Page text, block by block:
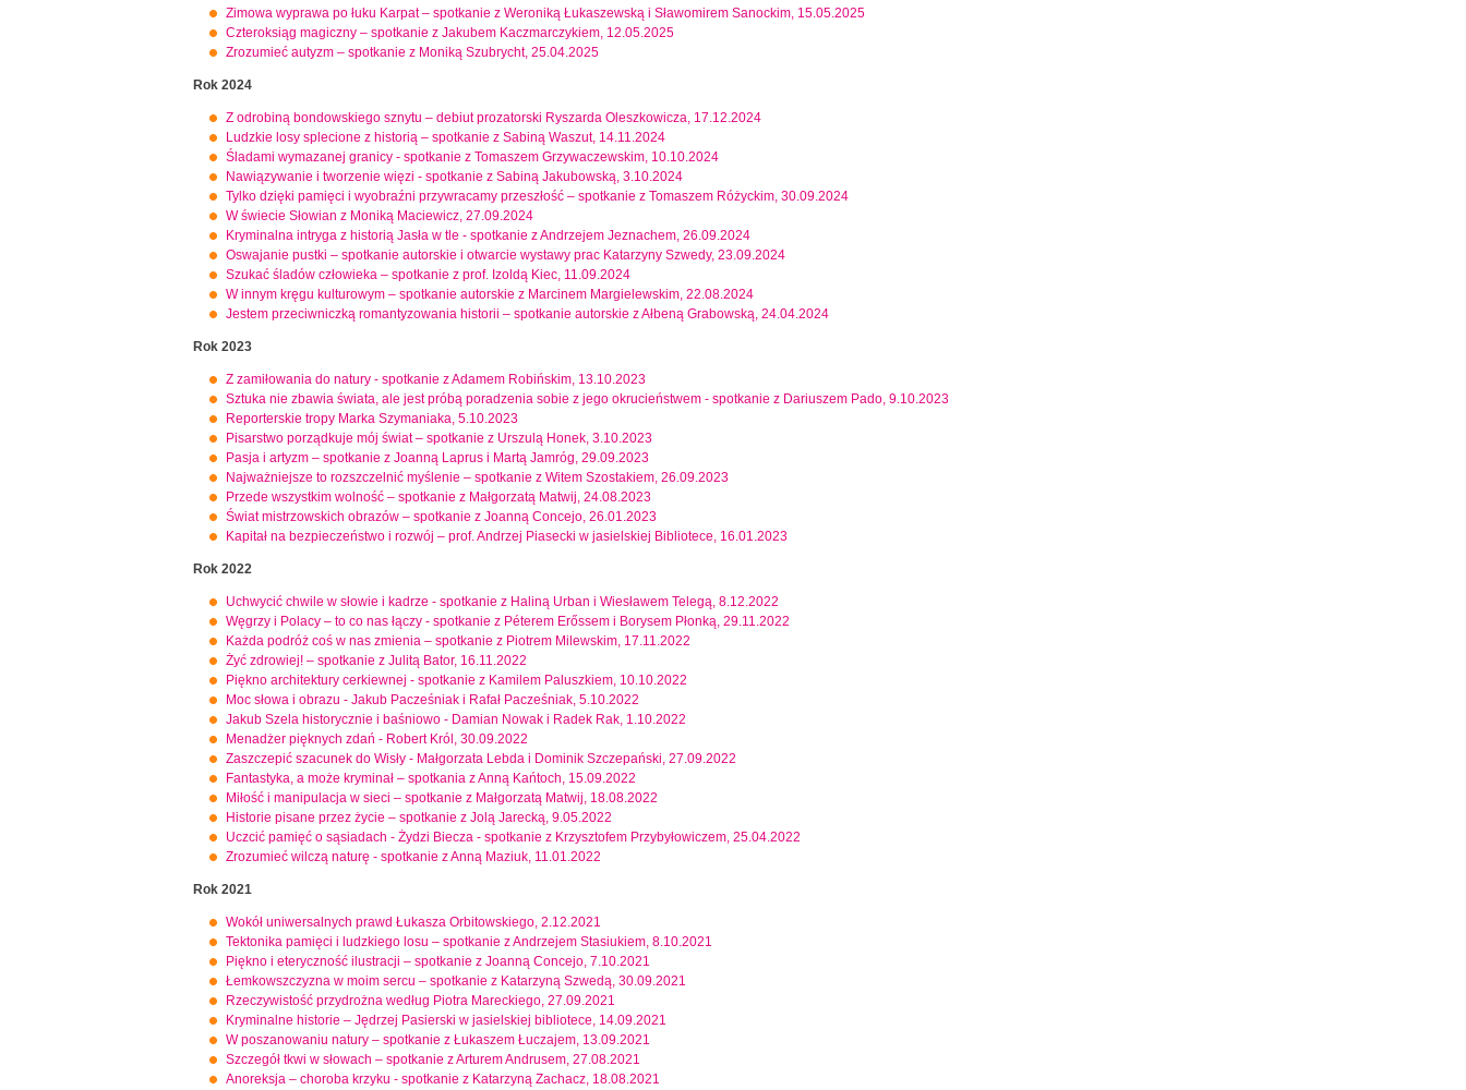
Zimowa wyprawa po łuku Karpat – spotkanie z Weroniką Łukaszewską i Sławomirem Sanockim, 15.05.2025
Czteroksiąg magiczny – spotkanie z Jakubem Kaczmarczykiem, 12.05.2025
Zrozumieć autyzm – spotkanie z Moniką Szubrycht, 25.04.2025
Rok 2024
Z odrobiną bondowskiego sznytu – debiut prozatorski Ryszarda Oleszkowicza, 17.12.2024
Ludzkie losy splecione z historią – spotkanie z Sabiną Waszut, 14.11.2024
Śladami wymazanej granicy - spotkanie z Tomaszem Grzywaczewskim, 10.10.2024
Nawiązywanie i tworzenie więzi - spotkanie z Sabiną Jakubowską, 3.10.2024
Tylko dzięki pamięci i wyobraźni przywracamy przeszłość – spotkanie z Tomaszem Różyckim, 30.09.2024
W świecie Słowian z Moniką Maciewicz, 27.09.2024
Kryminalna intryga z historią Jasła w tle - spotkanie z Andrzejem Jeznachem, 26.09.2024
Oswajanie pustki – spotkanie autorskie i otwarcie wystawy prac Katarzyny Szwedy, 23.09.2024
Szukać śladów człowieka – spotkanie z prof. Izoldą Kiec, 11.09.2024
W innym kręgu kulturowym – spotkanie autorskie z Marcinem Margielewskim, 22.08.2024
Jestem przeciwniczką romantyzowania historii – spotkanie autorskie z Ałbeną Grabowską, 24.04.2024
Rok 2023
Z zamiłowania do natury - spotkanie z Adamem Robińskim, 13.10.2023
Sztuka nie zbawia świata, ale jest próbą poradzenia sobie z jego okrucieństwem - spotkanie z Dariuszem Pado, 9.10.2023
Reporterskie tropy Marka Szymaniaka, 5.10.2023
Pisarstwo porządkuje mój świat – spotkanie z Urszulą Honek, 3.10.2023
Pasja i artyzm – spotkanie z Joanną Laprus i Martą Jamróg, 29.09.2023
Najważniejsze to rozszczelnić myślenie – spotkanie z Witem Szostakiem, 26.09.2023
Przede wszystkim wolność – spotkanie z Małgorzatą Matwij, 24.08.2023
Świat mistrzowskich obrazów – spotkanie z Joanną Concejo, 26.01.2023
Kapitał na bezpieczeństwo i rozwój – prof. Andrzej Piasecki w jasielskiej Bibliotece, 16.01.2023
Rok 2022
Uchwycić chwile w słowie i kadrze - spotkanie z Haliną Urban i Wiesławem Telegą, 8.12.2022
Węgrzy i Polacy – to co nas łączy - spotkanie z Péterem Erőssem i Borysem Płonką, 29.11.2022
Każda podróż coś w nas zmienia – spotkanie z Piotrem Milewskim, 17.11.2022
Żyć zdrowiej! – spotkanie z Julitą Bator, 16.11.2022
Piękno architektury cerkiewnej - spotkanie z Kamilem Paluszkiem, 10.10.2022
Moc słowa i obrazu - Jakub Pacześniak i Rafał Pacześniak, 5.10.2022
Jakub Szela historycznie i baśniowo - Damian Nowak i Radek Rak, 1.10.2022
Menadżer pięknych zdań - Robert Król, 30.09.2022
Zaszczepić szacunek do Wisły - Małgorzata Lebda i Dominik Szczepański, 27.09.2022
Fantastyka, a może kryminał – spotkania z Anną Kańtoch, 15.09.2022
Miłość i manipulacja w sieci – spotkanie z Małgorzatą Matwij, 18.08.2022
Historie pisane przez życie – spotkanie z Jolą Jarecką, 9.05.2022
Uczcić pamięć o sąsiadach - Żydzi Biecza - spotkanie z Krzysztofem Przybyłowiczem, 25.04.2022
Zrozumieć wilczą naturę - spotkanie z Anną Maziuk, 11.01.2022
Rok 2021
Wokół uniwersalnych prawd Łukasza Orbitowskiego, 2.12.2021
Tektonika pamięci i ludzkiego losu – spotkanie z Andrzejem Stasiukiem, 8.10.2021
Piękno i eteryczność ilustracji – spotkanie z Joanną Concejo, 7.10.2021
Łemkowszczyzna w moim sercu – spotkanie z Katarzyną Szwedą, 30.09.2021
Rzeczywistość przydrożna według Piotra Mareckiego, 27.09.2021
Kryminalne historie – Jędrzej Pasierski w jasielskiej bibliotece, 14.09.2021
W poszanowaniu natury – spotkanie z Łukaszem Łuczajem, 13.09.2021
Szczegół tkwi w słowach – spotkanie z Arturem Andrusem, 27.08.2021
Anoreksja – choroba krzyku - spotkanie z Katarzyną Zachacz, 18.08.2021